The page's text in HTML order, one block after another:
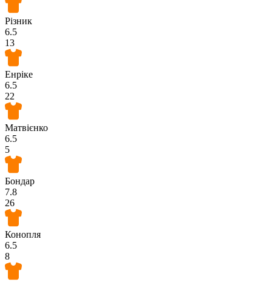
Різник
6.5
13
Енріке
6.5
22
Матвієнко
6.5
5
Бондар
7.8
26
Конопля
6.5
8